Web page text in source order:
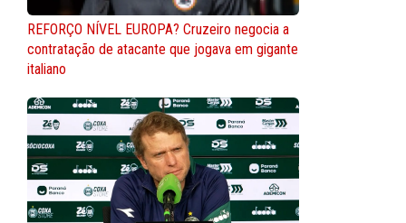
REFORÇO NÍVEL EUROPA? Cruzeiro negocia a
contratação de atacante que jogava em gigante
italiano